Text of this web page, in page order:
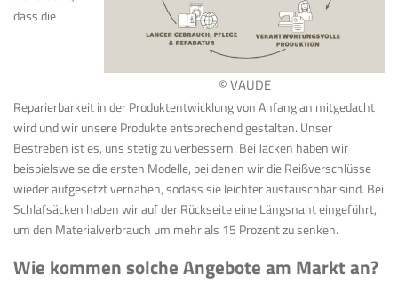
© VAUDE
dass die
Reparierbarkeit in der Produktentwicklung von Anfang an mitgedacht
wird und wir unsereProdukte entsprechend gestalten. Unser
Bestreben ist es, uns stetig zu verbessern. Bei Jacken haben wir
beispielsweise die ersten Modelle, bei denen wir die Reißverschlüsse
wieder aufgesetzt vernähen, sodass sie leichter austauschbar sind. Bei
Schlafsäcken haben wir auf der Rückseite eine Längsnaht eingeführt,
um den Materialverbrauch um mehr als 15 Prozent zu senken.
Wie kommen solche Angebote am Markt an?